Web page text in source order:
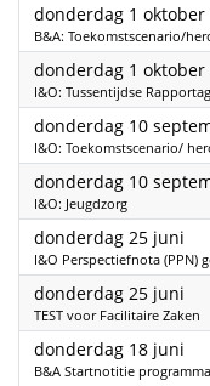
donderdag 1 oktober
B&A: Toekomstscenario/
donderdag 1 oktober
I&O: Tussentijdse
donderdag 10
I&O: Toekomstscenario/
donderdag 10
I&O: Jeugdzorg
donderdag 25 juni
I&O Perspectiefnota (PPN)
donderdag 25 juni
TEST voor Facilitaire Zaken
donderdag 18 juni
B&A Startnotitie